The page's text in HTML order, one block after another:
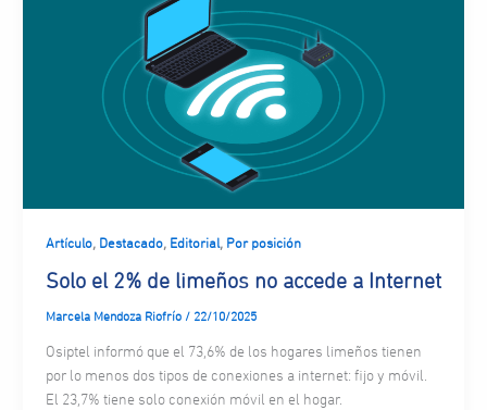
Artículo, Destacado, Editorial, Por posición
Solo el 2% de limeños no accede a Internet
Marcela Mendoza Riofrío / 22/10/2025
Osiptel informó que el 73,6% de los hogares limeños tienen
por lo menos dos tipos de conexiones a internet: fijo y móvil.
El 23,7% tiene solo conexión móvil en el hogar.